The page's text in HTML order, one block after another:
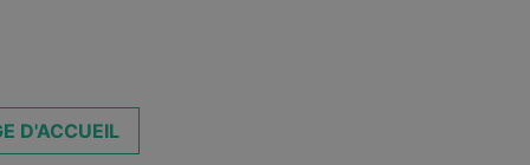
D'ACCUEIL